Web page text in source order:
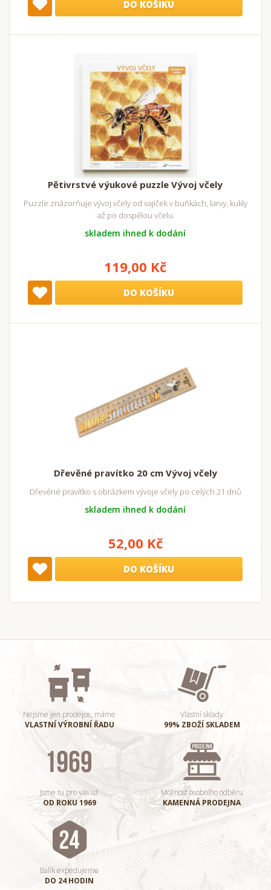
DO KOŠÍKU
Pětivrstvé výukové puzzle Vývoj včely
Puzzle znázorňuje vývoj včely od vajíček v buňkách, larvy, kukly
až po dospělou včelu
skladem ihned k dodání
119,00 Kč
DO KOŠÍKU
Dřevěné pravítko 20 cm Vývoj včely
Dřevěné pravítko s obrázkem vývoje včely po celých 21 dnů
skladem ihned k dodání
52,00 Kč
DO KOŠÍKU
Nejsme jen prodejce, máme
VLASTNÍ VÝROBNÍ ŘADU
Vlastní sklady
99% ZBOŽÍ SKLADEM
Jsme tu pro vás už
OD ROKU 1969
Možnost osobního odběru
KAMENNÁ PRODEJNA
Balík expedujeme
DO 24 HODIN